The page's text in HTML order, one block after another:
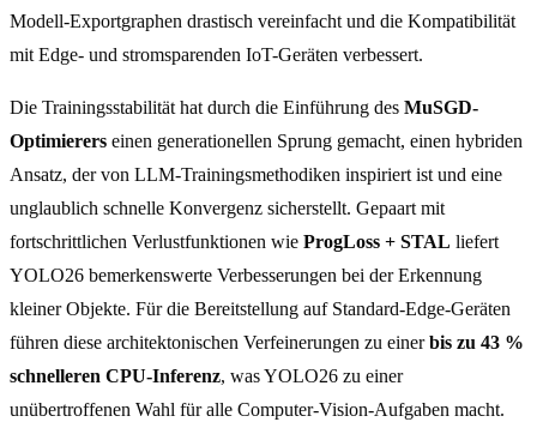
Modell-Exportgraphen drastisch vereinfacht und die Kompatibilität
mit Edge- und stromsparenden IoT-Geräten verbessert.
Die Trainingsstabilität hat durch die Einführung des MuSGD-
Optimierers einen generationellen Sprung gemacht, einen hybriden
Ansatz, der von LLM-Trainingsmethodiken inspiriert ist und eine
unglaublich schnelle Konvergenz sicherstellt. Gepaart mit
fortschrittlichen Verlustfunktionen wie ProgLoss + STAL liefert
YOLO26 bemerkenswerte Verbesserungen bei der Erkennung
kleiner Objekte. Für die Bereitstellung auf Standard-Edge-Geräten
führen diese architektonischen Verfeinerungen zu einerbis zu 43 %
schnelleren CPU-Inferenz, was YOLO26 zu einer
unübertroffenen Wahl für alle Computer-Vision-Aufgaben macht.